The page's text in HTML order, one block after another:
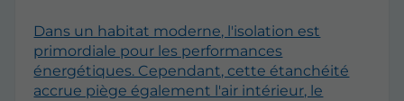
Dans un habitat moderne, l'isolation est
primordiale pour les performances
énergétiques. Cependant, cette étanchéité
accrue piège également l'air intérieur, le